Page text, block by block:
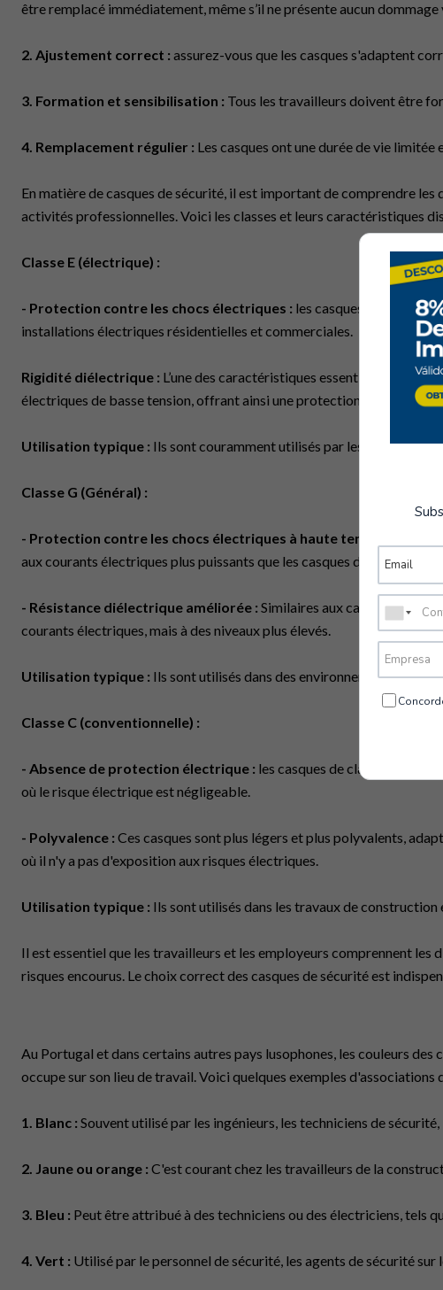
être remplacé immédiatement, même s’il ne présente aucun
2. Ajustement correct : assurez-vous que les casques s'adaptent
3. Formation et sensibilisation : Tous les travailleurs doivent être
4. Remplacement régulier : Les casques ont une durée de vie
En matière de casques de sécurité, il est important de comprendre
activités professionnelles. Voici les classes et leurs caractéristiques
Classe E (électrique) :
- Protection contre les chocs électriques : les casques de classe E
installations électriques résidentielles et commerciales.
Rigidité diélectrique : L’une des caractéristiques essentielles des
électriques de basse tension, offrant ainsi une protection
Utilisation typique : Ils sont couramment utilisés par les
Classe G (Général) :
- Protection contre les chocs électriques à haute tension :
les
aux courants électriques plus puissants que les casques de classe E.
- Résistance diélectrique améliorée : Similaires aux casques de
courants électriques, mais à des niveaux plus élevés.
Utilisation typique : Ils sont utilisés dans des environnements où il
Classe C (conventionnelle) :
- Absence de protection électrique : les casques de classe C
où le risque électrique est négligeable.
- Polyvalence : Ces casques sont plus légers et plus polyvalents,
où il n'y a pas d'exposition aux risques électriques.
Utilisation typique : Ils sont utilisés dans les travaux de
Il est essentiel que les travailleurs et les employeurs comprennent
risques encourus. Le choix correct des casques de sécurité est
Au Portugal et dans certains autres pays lusophones, les couleurs
occupe sur son lieu de travail. Voici quelques exemples
1. Blanc : Souvent utilisé par les ingénieurs, les techniciens de
2. Jaune ou orange : C'est courant chez les travailleurs de la
3. Bleu : Peut être attribué à des techniciens ou des électriciens, tels
4. Vert : Utilisé par le personnel de sécurité, les agents de sécurité